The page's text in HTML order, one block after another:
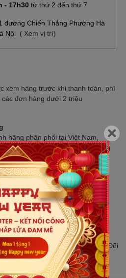
- 17h30từ thứ 2 đến thứ 7
đường Chiến Thắng Phường Hà
Nội ( Xem vị trí)
xem hàng trước khi thanh toán, phí
đơn hàng dưới 2 triệu
hãng phân phối tại Việt Nam,
chính thức của tất cả các thương
CNTT trên thị trường
so với thị trường. Liên tục cập
tranh
ngày nếu có lỗi do nhà sản xuất. Đổi
với mức phí ưu đãi